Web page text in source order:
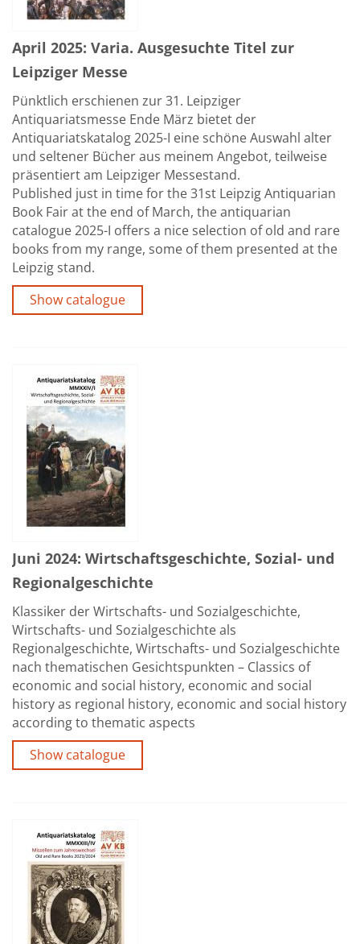
April 2025: Varia. Ausgesuchte Titel zur
Leipziger Messe
Pünktlich erschienen zur 31. Leipziger
Antiquariatsmesse Ende März bietet der
Antiquariatskatalog 2025-I eine schöne Auswahl alter
und seltener Bücher aus meinem Angebot, teilweise
präsentiert am Leipziger Messestand.
Published just in time for the 31st Leipzig Antiquarian
Book Fair at the end of March, the antiquarian
catalogue 2025-I offers a nice selection of old and rare
books from my range, some of them presented at the
Leipzig stand.
Show catalogue
Juni 2024: Wirtschaftsgeschichte, Sozial- und
Regionalgeschichte
Klassiker der Wirtschafts- und Sozialgeschichte,
Wirtschafts- und Sozialgeschichte als
Regionalgeschichte, Wirtschafts- und Sozialgeschichte
nach thematischen Gesichtspunkten – Classics of
economic and social history, economic and social
history as regional history, economic and social history
according to thematic aspects
Show catalogue